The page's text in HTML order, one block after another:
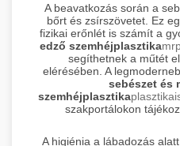
A beavatkozás során a
bőrt és zsírszövetet. Ez
fizikai erőnlét is számít a
edző szemhéjplasztika
segíthetnek a műtét
elérésében. A
sebészet és
szemhéjplasztika
szakportálokon
A higiénia a lábadozás